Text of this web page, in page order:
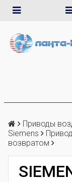
Приводы
Siemens
возвратом